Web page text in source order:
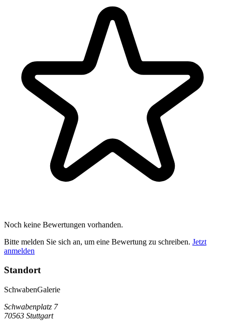
Noch keine Bewertungen vorhanden.
Bitte melden Sie sich an, um eine Bewertung zu schreiben. Jetzt
anmelden
Standort
SchwabenGalerie
Schwabenplatz 7
70563 Stuttgart